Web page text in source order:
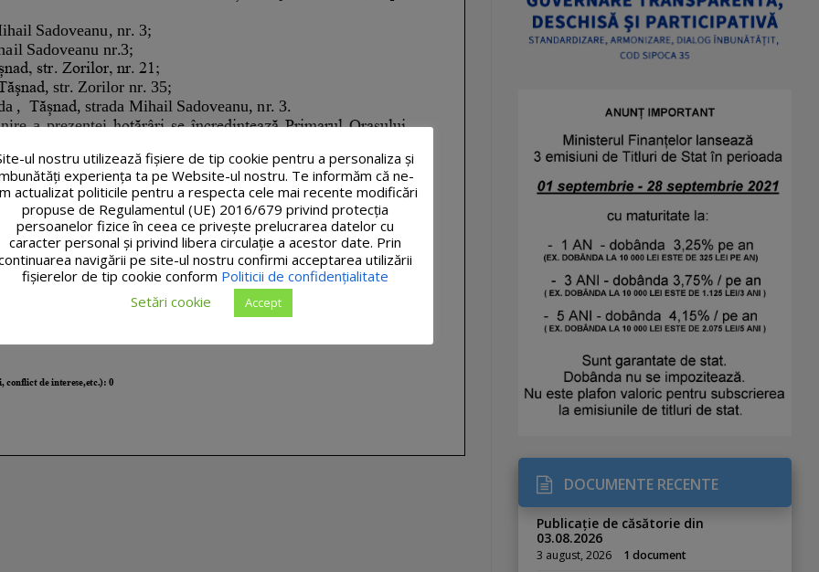
DOCUMENTE RECENTE
Publicație de căsătorie din
03.08.2026
3 august, 2026 1 document
ul nostru utilizează fişiere de tip cookie pentru a personaliza și
experiența ta pe Website-ul nostru. Te informăm că ne-
actualizat politicile pentru a respecta cele mai recente modificări
propuse de Regulamentul (UE) 2016/679 privind protecția
persoanelor fizice în ceea ce privește prelucrarea datelor cu
caracter personal și privind libera circulație a acestor date. Prin
navigării pe site-ul nostru confirmi acceptarea utilizării
fişierelor de tip cookie conform Politicii de confidențialitate
Setări cookie
Accept